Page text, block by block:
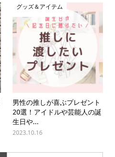
グッズ＆アイテム
男性の推しが喜ぶプレゼント
20選！アイドルや芸能人の誕
生日や...
2023.10.16